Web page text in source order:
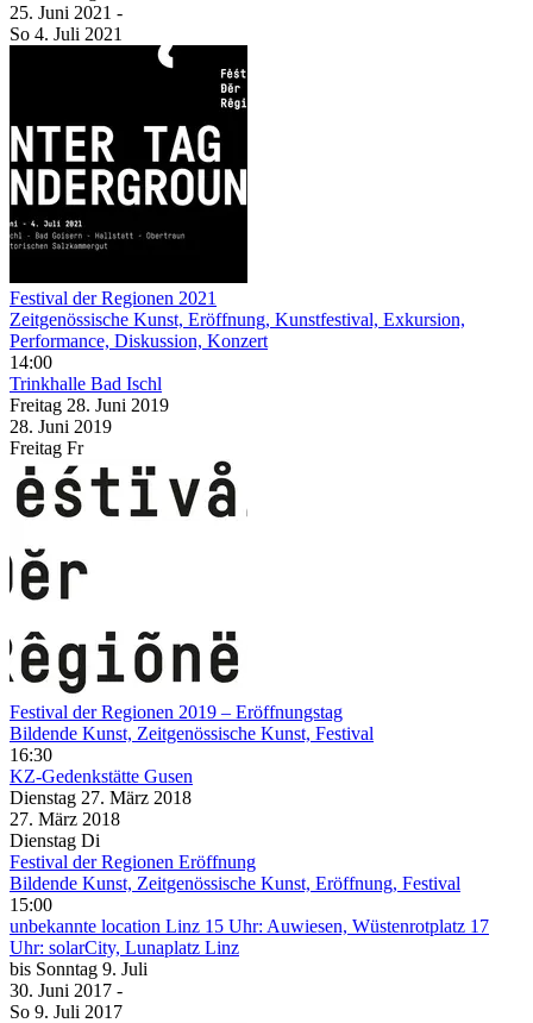
25. Juni 2021 -
So 4. Juli 2021
Festival der Regionen 2021
Zeitgenössische Kunst, Eröffnung, Kunstfestival, Exkursion,
Performance, Diskussion, Konzert
14:00
Trinkhalle Bad Ischl
Freitag 28. Juni 2019
28. Juni 2019
Freitag Fr
Festival der Regionen 2019 – Eröffnungstag
Bildende Kunst, Zeitgenössische Kunst, Festival
16:30
KZ-Gedenkstätte Gusen
Dienstag 27. März 2018
27. März 2018
Dienstag Di
Festival der Regionen Eröffnung
Bildende Kunst, Zeitgenössische Kunst, Eröffnung, Festival
15:00
unbekannte location Linz 15 Uhr: Auwiesen, Wüstenrotplatz 17
Uhr: solarCity, Lunaplatz Linz
bis Sonntag 9. Juli
30. Juni 2017 -
So 9. Juli 2017